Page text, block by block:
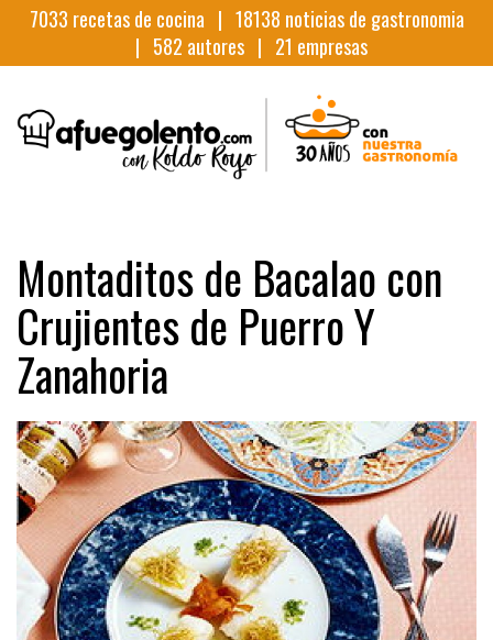
7033 recetas de cocina | 18138 noticias de gastronomia
| 582 autores | 21 empresas
Montaditos de Bacalao con
Crujientes de Puerro Y
Zanahoria